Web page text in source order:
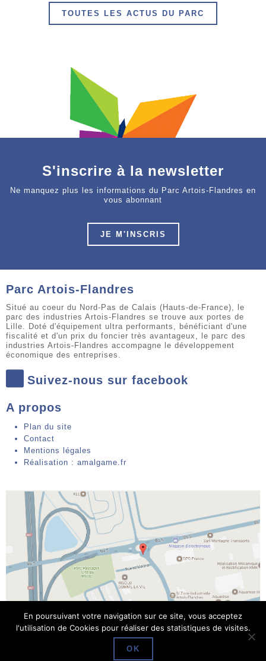
TOUTES LES ACTUS DU PARC
S'inscrire à la newsletter
Ne manquez plus les informations du Parc Artois-Flandres en
vous abonnant
JE M'INSCRIS
Parc Artois-Flandres
Situé au coeur du Nord-Pas de Calais (Hauts-de-France), le
parc des industries Artois-Flandres se trouve aux portes de
Lille. Doté d'équipement ultra performants, bénéficiant d'une
fiscalité et d'un prix du foncier très avantageux, le parc des
industries Artois-Flandres accompagne le développement
économique des entreprises.
Suivez-nous sur facebook
A propos
Plan du site
Contact
Mentions légales
Réalisation : amalgame.fr
Parc des industries Artois-Flandres 64 rue Marcel Cabiddu
En poursuivant votre navigation sur ce site, vous acceptez
l'utilisation de Cookies pour réaliser des statistiques de visites.
OK